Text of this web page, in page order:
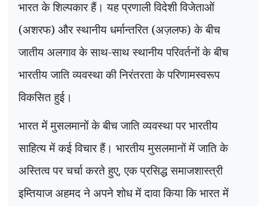
भारत के शिल्पकार हैं। यह प्रणाली विदेशी विजेताओं
(अशरफ) और स्थानीय धर्मान्तरित (अज़लफ) के बीच
जातीय अलगाव के साथ-साथ स्थानीय परिवर्तनों के बीच
भारतीय जाति व्यवस्था की निरंतरता के परिणामस्वरूप
विकसित हुई।
भारत में मुसलमानों के बीच जाति व्यवस्था पर भारतीय
साहित्य में कई विचार हैं। भारतीय मुसलमानों में जाति के
अस्तित्व पर चर्चा करते हुए,एक प्रसिद्ध समाजशास्त्री
इम्तियाज अहमद ने अपने शोध में दावा किया कि भारत में